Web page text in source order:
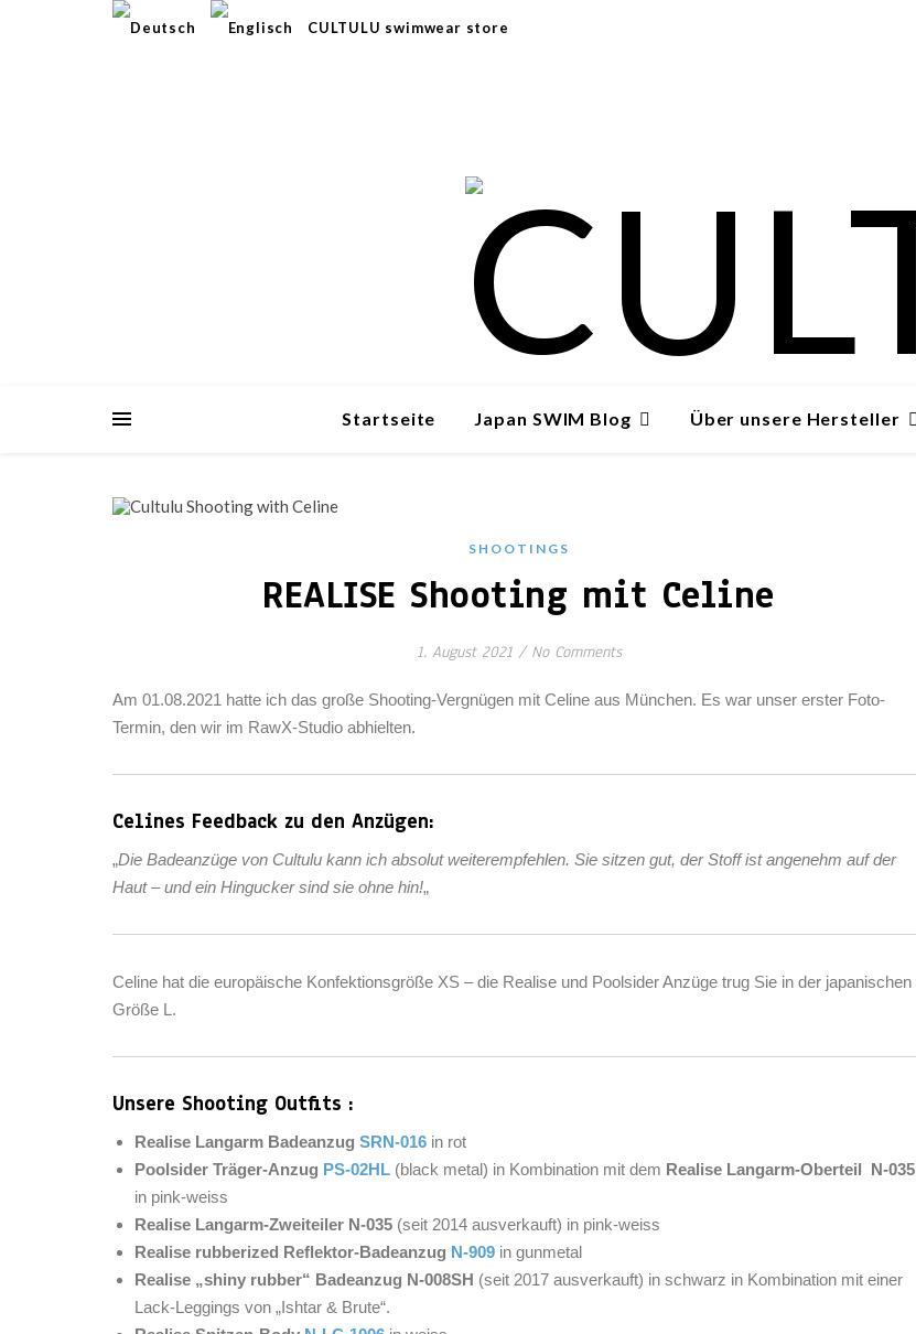
CULTULU swimwear store
Startseite Japan SWIM Blog Über unsere Hersteller
SHOOTINGS
REALISE Shooting mit Celine
1. August 2021 / No Comments
Am 01.08.2021 hatte ich das große Shooting-Vergnügen mit Celine aus München. Es war unser erster Foto-
Termin, den wir im RawX-Studio abhielten.
Celines Feedback zu den Anzügen:
„Die Badeanzüge von Cultulu kann ich absolut weiterempfehlen. Sie sitzen gut, der Stoff ist angenehm auf der
Haut – und ein Hingucker sind sie ohne hin!„
Celine hat die europäische Konfektionsgröße XS – die Realise und Poolsider Anzüge trug Sie in der japanischen
Größe L.
Unsere Shooting Outfits :
Realise Langarm Badeanzug SRN-016 in rot
Poolsider Träger-Anzug PS-02HL (black metal) in Kombination mit dem Realise Langarm-Oberteil N-035
in pink-weiss
Realise Langarm-Zweiteiler N-035 (seit 2014 ausverkauft) in pink-weiss
Realise rubberized Reflektor-Badeanzug N-909 in gunmetal
Realise „shiny rubber“ Badeanzug N-008SH (seit 2017 ausverkauft) in schwarz in Kombination mit einer
Lack-Leggings von „Ishtar & Brute“.